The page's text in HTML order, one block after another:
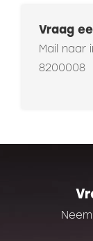
Vraag
Mail naar
8200008